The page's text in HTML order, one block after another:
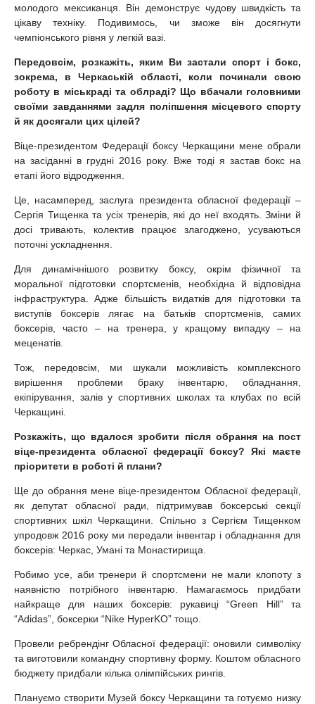
молодого мексиканця. Він демонструє чудову швидкість та
цікаву техніку. Подивимось, чи зможе він досягнути
чемпіонського рівня у легкій вазі.
Передовсім, розкажіть, яким Ви застали спорт і бокс,
зокрема, в Черкаській області, коли починали свою
роботу в міськраді та облраді? Що вбачали головними
своїми завданнями задля поліпшення місцевого спорту
й як досягали цих цілей?
Віце-президентом Федерації боксу Черкащини мене обрали
на засіданні в грудні 2016 року. Вже тоді я застав бокс на
етапі його відродження.
Це, насамперед, заслуга президента обласної федерації –
Сергія Тищенка та усіх тренерів, які до неї входять. Зміни й
досі тривають, колектив працює злагоджено, усуваються
поточні ускладнення.
Для динамічнішого розвитку боксу, окрім фізичної та
моральної підготовки спортсменів, необхідна й відповідна
інфраструктура. Адже більшість видатків для підготовки та
виступів боксерів лягає на батьків спортсменів, самих
боксерів, часто – на тренера, у кращому випадку – на
меценатів.
Тож, передовсім, ми шукали можливість комплексного
вирішення проблеми браку інвентарю, обладнання,
екіпірування, залів у спортивних школах та клубах по всій
Черкащині.
Розкажіть, що вдалося зробити після обрання на пост
віце-президента обласної федерації боксу? Які маєте
пріоритети в роботі й плани?
Ще до обрання мене віце-президентом Обласної федерації,
як депутат обласної ради, підтримував боксерські секції
спортивних шкіл Черкащини. Спільно з Сергієм Тищенком
упродовж 2016 року ми передали інвентар і обладнання для
боксерів: Черкас, Умані та Монастирища.
Робимо усе, аби тренери й спортсмени не мали клопоту з
наявністю потрібного інвентарю. Намагаємось придбати
найкраще для наших боксерів: рукавиці “Green Hill” та
“Adidas”, боксерки “Nike HyperKO” тощо.
Провели ребрендінг Обласної федерації: оновили символіку
та виготовили командну спортивну форму. Коштом обласного
бюджету придбали кілька олімпійських рингів.
Плануємо створити Музей боксу Черкащини та готуємо низку